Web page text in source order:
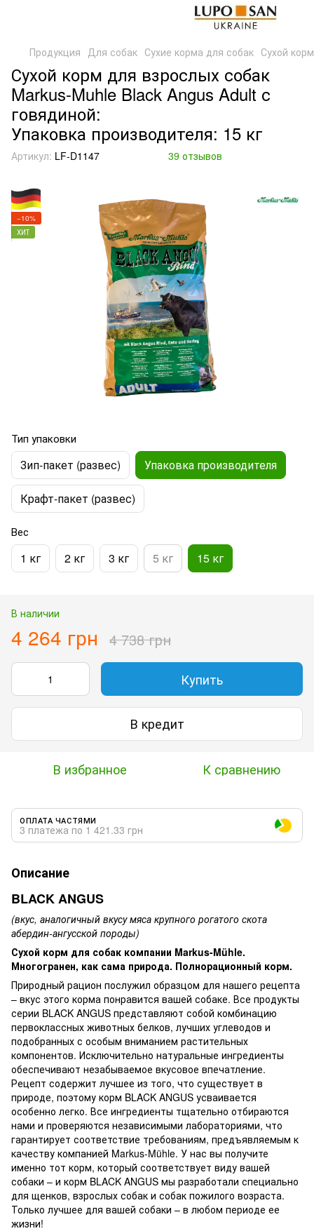
Продукция Для собак Сухие корма для собак Сухой
Сухой корм для взрослых собак
Markus-Muhle Black Angus Adult с
говядиной:
Упаковка производителя: 15 кг
Артикул: LF-D1147 39 отзывов
−10%
ХИТ
Тип упаковки
Зип-пакет (развес) Упаковка производителя
Крафт-пакет (развес)
Вес
1 кг 2 кг 3 кг 5 кг 15 кг
В наличии
4 264 грн 4 738 грн
Купить
В кредит
В избранное К сравнению
ОПЛАТА ЧАСТЯМИ
3 платежа по 1 421.33 грн
Описание
BLACK ANGUS
(вкус, аналогичный вкусу мяса крупного рогатого скота
абердин-ангусской породы)
Сухой корм для собак компании Markus-Mühle.
Многогранен, как сама природа. Полнорационный корм.
Природный рацион послужил образцом для нашего рецепта
– вкус этого корма понравится вашей собаке. Все продукты
серии BLACK ANGUS представляют собой комбинацию
первоклассных животных белков, лучших углеводов и
подобранных с особым вниманием растительных
компонентов. Исключительно натуральные ингредиенты
обеспечивают незабываемое вкусовое впечатление.
Рецепт содержит лучшее из того, что существует в
природе, поэтому корм BLACK ANGUS усваивается
особенно легко. Все ингредиенты тщательно отбираются
нами и проверяются независимыми лабораториями, что
гарантирует соответствие требованиям, предъявляемым к
качеству компанией Markus-Mühle. У нас вы получите
именно тот корм, который соответствует виду вашей
собаки – и корм BLACK ANGUS мы разработали специально
для щенков, взрослых собак и собак пожилого возраста.
Только лучшее для вашей собаки – в любом периоде ее
жизни!